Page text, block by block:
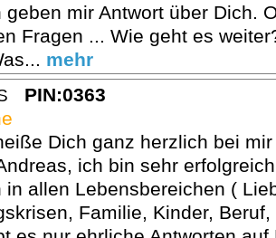
geben mir Antwort über Dich.
Fragen ... Wie geht es
mehr
PIN:0363
Dich ganz herzlich bei
ich bin sehr
in allen Lebensbereichen (
Familie, Kinder,